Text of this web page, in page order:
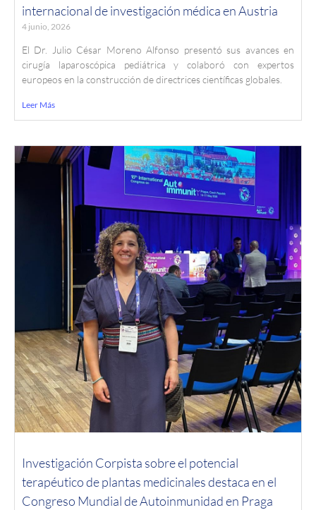
internacional de investigación médica en Austria
4 junio, 2026
El Dr. Julio César Moreno Alfonso presentó sus avances en
cirugía laparoscópica pediátrica y colaboró con expertos
europeos en la construcción de directrices científicas globales.
Leer Más
Investigación Corpista sobre el potencial
terapéutico de plantas medicinales destaca en el
Congreso Mundial de Autoinmunidad en Praga